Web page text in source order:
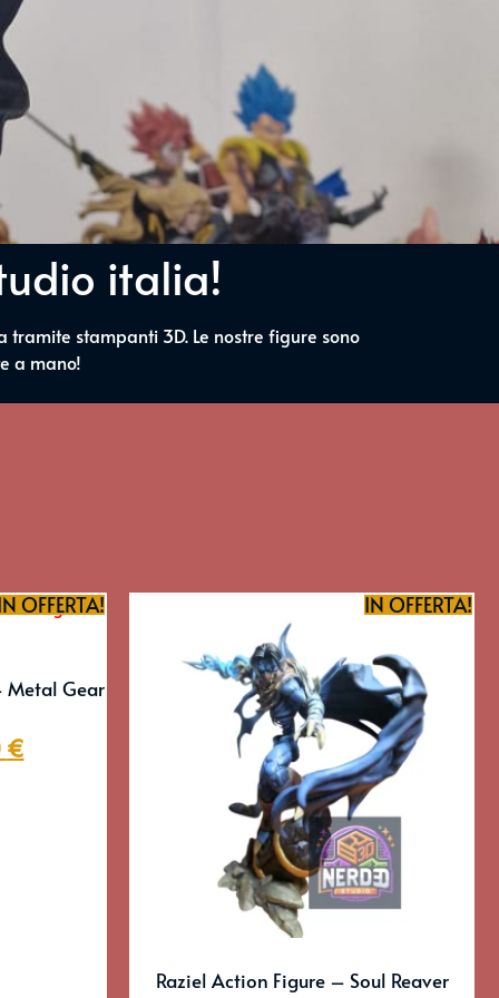
italia!
tramite stampanti 3D. Le nostre figure sono
a mano!
OFFERTA!
Metal Gear
€
IN OFFERTA!
Raziel Action Figure – Soul Reaver